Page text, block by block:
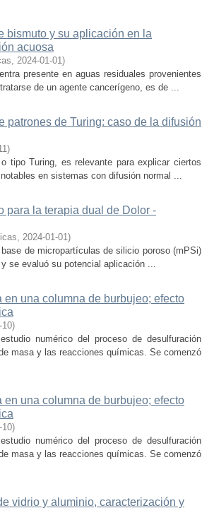
bismuto y su aplicación en la
acuosa
, 2024-01-01)
presente en aguas residuales provenientes
de un agente cancerígeno, es de ...
patrones de Turing: caso de la difusión
)
tipo Turing, es relevante para explicar ciertos
en sistemas con difusión normal ...
para la terapia dual de Dolor -
, 2024-01-01)
de micropartículas de silicio poroso (mPSi)
se evaluó su potencial aplicación ...
una columna de burbujeo; efecto
10)
numérico del proceso de desulfuración
masa y las reacciones químicas. Se comenzó
una columna de burbujeo; efecto
10)
numérico del proceso de desulfuración
masa y las reacciones químicas. Se comenzó
vidrio y aluminio, caracterización y